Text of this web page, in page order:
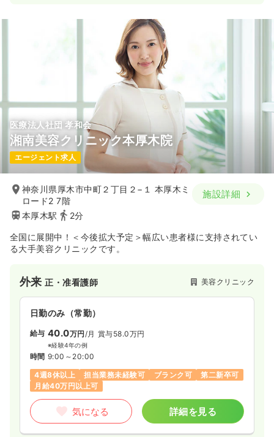
医療法人社団 孝和会
湘南美容クリニック本厚木院
エージェント求人
神奈川県厚木市中町２丁目２−１ 本厚木ミ
ロード2 7階
本厚木駅
2分
施設詳細
全国に展開中！＜今後拡大予定＞幅広い患者様に支持されてい
る大手美容クリニックです。
外来正・准看護師 美容クリニック
日勤のみ（常勤）
給与 40.0万円/月 賞与58.0万円
※経験4年の例
時間 9:00～20:00
4週8休以上
担当業務未経験可 ブランク可
第二新卒可
月給40万円以上可
気になる 詳細を見る